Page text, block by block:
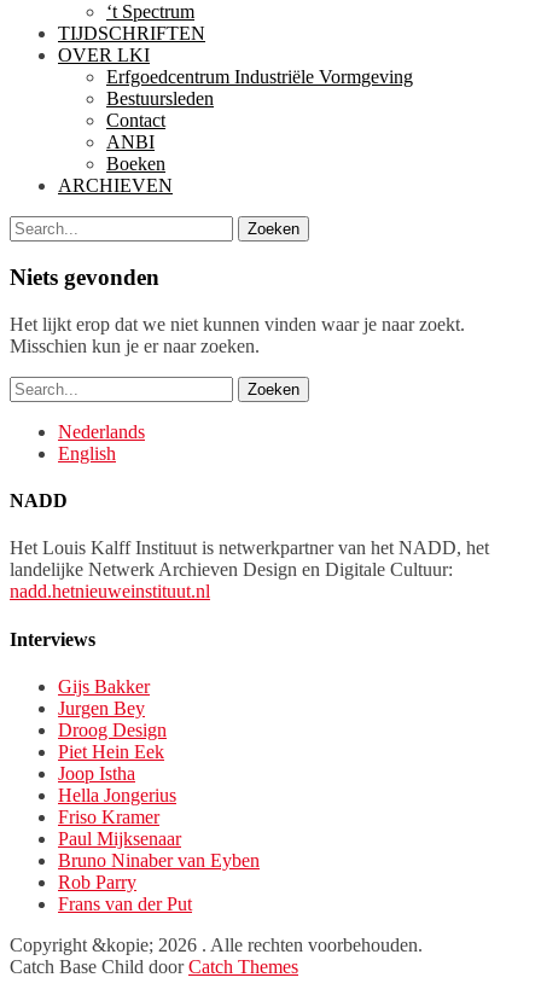
‘t Spectrum
TIJDSCHRIFTEN
OVER LKI
Erfgoedcentrum Industriële Vormgeving
Bestuursleden
Contact
ANBI
Boeken
ARCHIEVEN
Zoeken
Zoeken
naar:
Niets gevonden
Het lijkt erop dat we niet kunnen vinden waar je naar zoekt.
Misschien kun je er naar zoeken.
Zoeken
naar:
Nederlands
English
NADD
Het Louis Kalff Instituut is netwerkpartner van het NADD, het
landelijke Netwerk Archieven Design en Digitale Cultuur:
nadd.hetnieuweinstituut.nl
Interviews
Gijs Bakker
Jurgen Bey
Droog Design
Piet Hein Eek
Joop Istha
Hella Jongerius
Friso Kramer
Paul Mijksenaar
Bruno Ninaber van Eyben
Rob Parry
Frans van der Put
Facebook
Twitter
LinkedIn
Copyright &kopie; 2026 . Alle rechten voorbehouden.
Catch Base Child doorCatch Themes